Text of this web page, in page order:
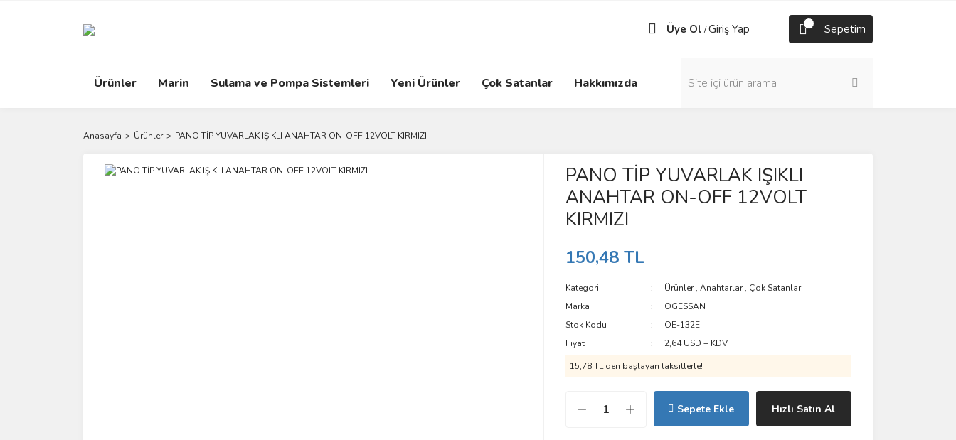
Üye Ol /Giriş Yap Sepetim
Ürünler Marin Sulama ve Pompa Sistemleri Yeni Ürünler Çok Satanlar Hakkımızda
Anasayfa Ürünler PANO TİP YUVARLAK IŞIKLI ANAHTAR ON-OFF 12VOLT KIRMIZI
PANO TİP YUVARLAK IŞIKLI
ANAHTAR ON-OFF 12VOLT
KIRMIZI
150,48 TL
Kategori Ürünler,Anahtarlar, Çok Satanlar
Marka
OGESSAN
Stok Kodu
OE-132E
Fiyat
2,64 USD + KDV
15,78 TL den başlayan taksitlerle!
Sepete Ekle Hızlı Satın Al